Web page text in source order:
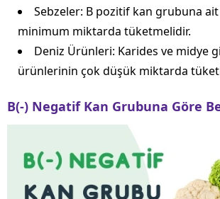
Sebzeler: B pozitif kan grubuna
minimum miktarda tüketmelidir.
Deniz Ürünleri: Karides ve midye
ürünlerinin çok düşük miktarda
B(-) Negatif Kan Grubuna Göre